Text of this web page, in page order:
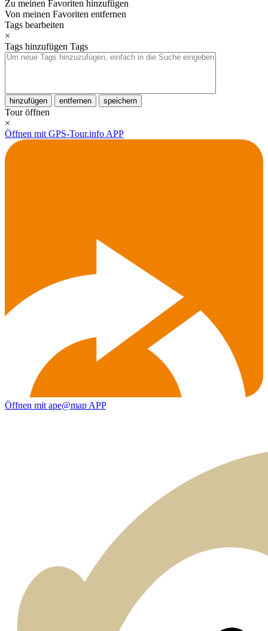
Zu meinen Favoriten hinzufügen
Von meinen Favoriten entfernen
Tags bearbeiten
×
Tags hinzufügen Tags
hinzufügen entfernen speichern
Tour öffnen
×
Öffnen mit GPS-Tour.info APP
Öffnen mit ape@map APP